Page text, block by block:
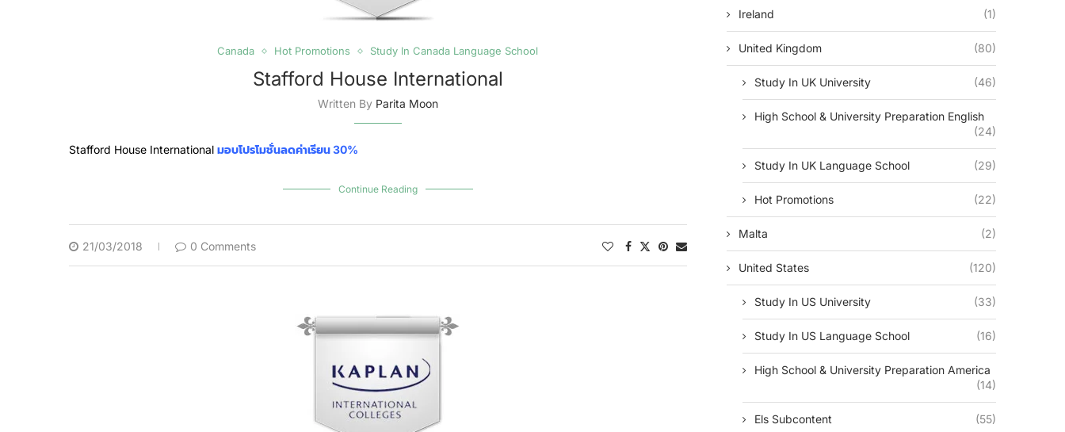
Canada Hot Promotions Study In Canada Language School
Stafford House International
Written By Parita Moon
Stafford House International มอบโปรโมชั่นลดค่าเรียน 30%
Continue Reading
21/03/2018 0 Comments
Ireland (1)
United Kingdom (80)
Study In UK University (46)
High School & University Preparation English
(24)
Study In UK Language School (29)
Hot Promotions (22)
Malta (2)
United States (120)
Study In US University (33)
Study In US Language School (16)
High School & University Preparation America
(14)
Els Subcontent (55)